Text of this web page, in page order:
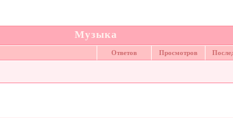
Музыка
Ответов Просмотров